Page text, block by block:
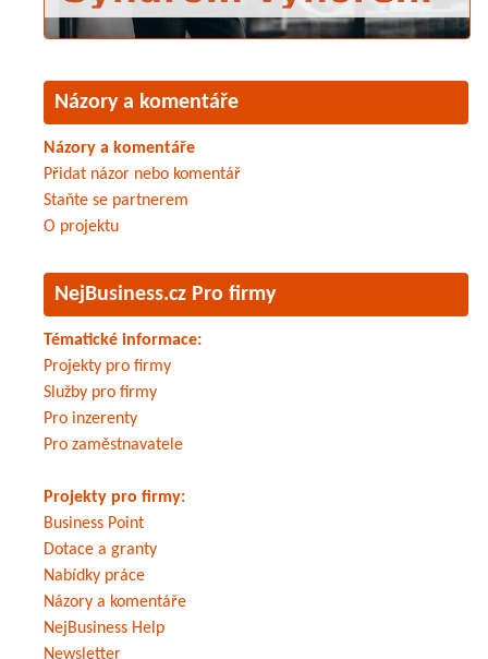
Názory a komentáře
Názory a komentáře
Přidat názor nebo komentář
Staňte se partnerem
O projektu
NejBusiness.cz Pro firmy
Tématické informace:
Projekty pro firmy
Služby pro firmy
Pro inzerenty
Pro zaměstnavatele
Projekty pro firmy:
Business Point
Dotace a granty
Nabídky práce
Názory a komentáře
NejBusiness Help
Newsletter